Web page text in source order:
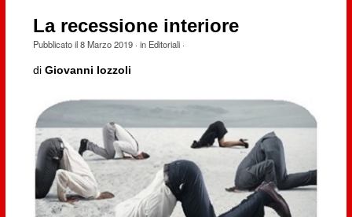
La recessione interiore
Pubblicato il8 Marzo 2019· in Editoriali·
di Giovanni Iozzoli